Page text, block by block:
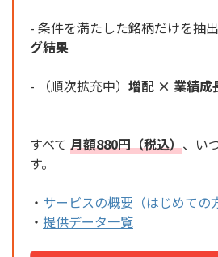
- 条件を満たした銘柄だけを抽
グ結果
- （順次拡充中） 増配 × 業績成
すべて 月額880円（税込）、い
す。
・ サービスの概要（はじめての
・ 提供データ一覧